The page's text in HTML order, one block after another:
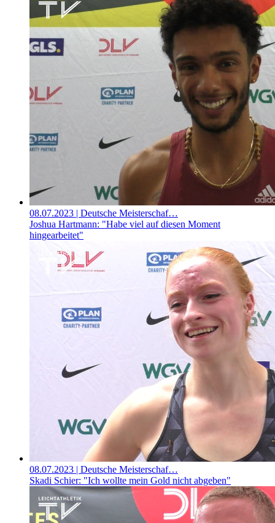
08.07.2023 | Deutsche Meisterschaf…
Joshua Hartmann: "Habe viel auf diesen Moment
hingearbeitet"
08.07.2023 | Deutsche Meisterschaf…
Skadi Schier: "Ich wollte mein Gold nicht abgeben"